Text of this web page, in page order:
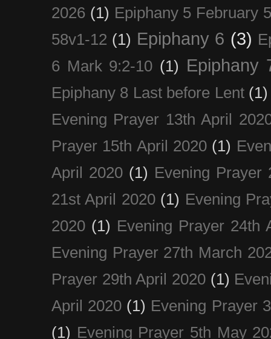
2026 (1) Epiphany 5 February
58v1-12 (1) Epiphany 6 (3)
6 Mark 9:2-10 (1) Epiphany
Epiphany 8 Last before Lent (1)
Evening Prayer 13th April
Prayer 15th April 2020 (1)
April 2020 (1) Evening Prayer
21st April 2020 (1) Evening
2020 (1) Evening Prayer 24th
Evening Prayer 27th March
Prayer 29th April 2020 (1)
April 2020 (1) Evening Prayer
(1) Evening Prayer 5th May